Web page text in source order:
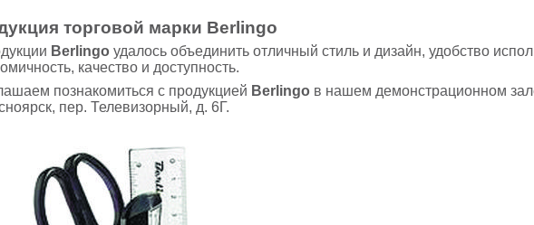
торговой марки Berlingo
Berlingo удалось объединить отличный стиль и дизайн, удобство
качество и доступность.
познакомиться с продукцией Berlingo в нашем демонстрационном
пер. Телевизорный, д. 6Г.